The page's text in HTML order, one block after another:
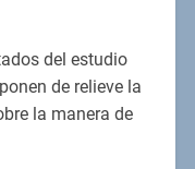
del estudio
de relieve la
la manera de